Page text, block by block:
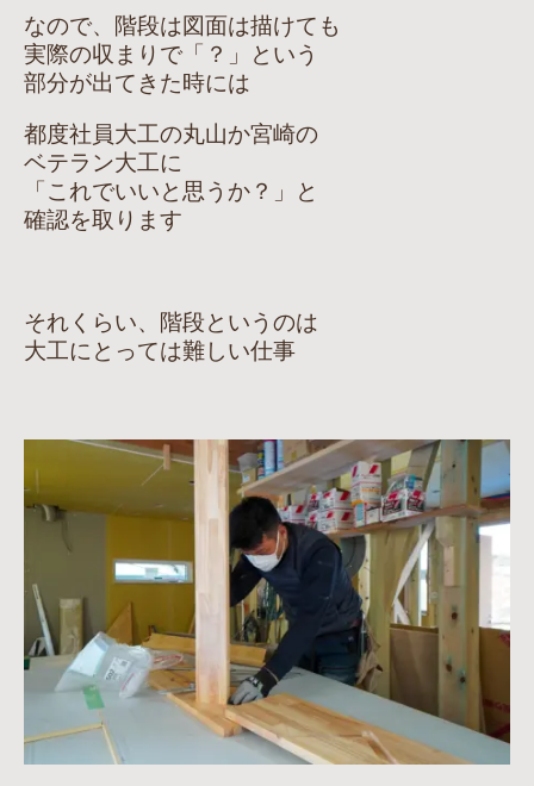
なので、階段は図面は描けても
実際の収まりで「？」という
部分が出てきた時には
都度社員大工の丸山か宮崎の
ベテラン大工に
「これでいいと思うか？」と
確認を取ります
それくらい、階段というのは
大工にとっては難しい仕事